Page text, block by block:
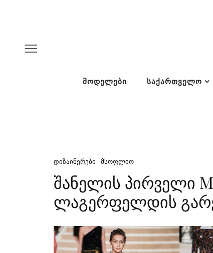
ᲛᲝᲓᲔᲚᲔᲑᲘ ᲡᲐᲥᲐᲠᲗᲕᲔᲚᲝ
ᲓᲘᲖᲐᲘᲜᲔᲠᲔᲑᲘ ᲛᲡᲝᲤᲚᲘᲝ
შანელის პირველი
ლაგერფელდის